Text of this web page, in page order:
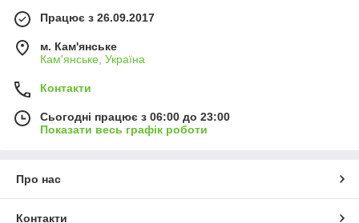
Працює з 26.09.2017
м. Кам'янське
Кам'янське, Україна
Контакти
Сьогодні працює з 06:00 до 23:00
Показати весь графік роботи
Про нас
Контакти